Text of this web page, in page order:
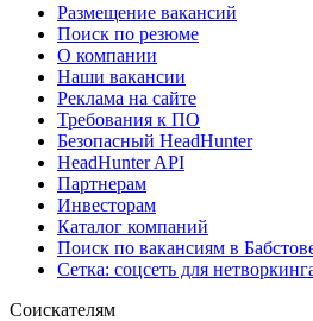
Размещение вакансий
Поиск по резюме
О компании
Наши вакансии
Реклама на сайте
Требования к ПО
Безопасный HeadHunter
HeadHunter API
Партнерам
Инвесторам
Каталог компаний
Поиск по вакансиям в
Сетка: соцсеть для
Соискателям